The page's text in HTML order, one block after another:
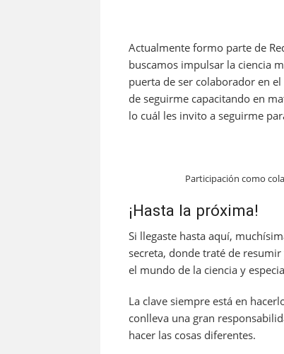
Actualmente formo parte de
buscamos impulsar la ciencia
puerta de ser colaborador en
de seguirme capacitando en
lo cuál les invito a seguirme
Participación como
¡Hasta la próxima!
Si llegaste hasta aquí,
secreta, donde traté de
el mundo de la ciencia y
La clave siempre está en
conlleva una gran
hacer las cosas diferentes.